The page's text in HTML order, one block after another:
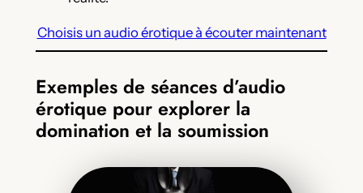
Choisis un audio érotique à écouter maintenant
Exemples de séances d’audio
érotique pour explorer la
domination et la soumission